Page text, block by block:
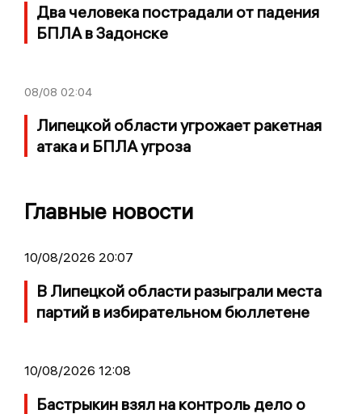
Два человека пострадали от падения
БПЛА в Задонске
08/08 02:04
Липецкой области угрожает ракетная
атака и БПЛА угроза
Главные новости
10/08/2026 20:07
В Липецкой области разыграли места
партий в избирательном бюллетене
10/08/2026 12:08
Бастрыкин взял на контроль дело о